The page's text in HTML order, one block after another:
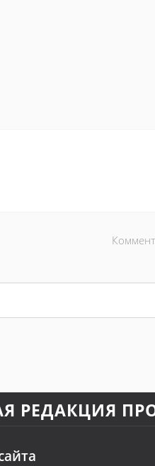
РЕДАКЦИЯ